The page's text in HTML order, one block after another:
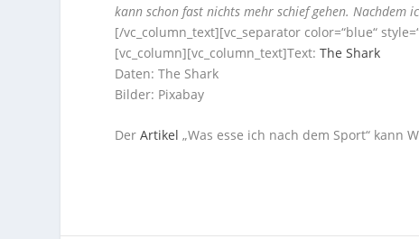
kann schon fast nichts mehr schief gehen. Nachdem
[/vc_column_text][vc_separator color=“blue“
[vc_column][vc_column_text]Text:The Shark
Daten: The Shark
Bilder: Pixabay
DerArtikel „Was esse ich nach dem Sport“ kann